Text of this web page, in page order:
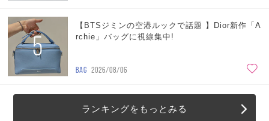
5
【BTSジミンの空港ルックで話題 】Dior新作「A
rchie」バッグに視線集中!
BAG 2026/08/06
ランキングをもっとみる